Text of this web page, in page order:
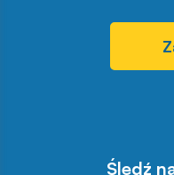
Śledź